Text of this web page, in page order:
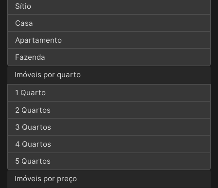
Sítio
Casa
Apartamento
Fazenda
Imóveis por quarto
1 Quarto
2 Quartos
3 Quartos
4 Quartos
5 Quartos
Imóveis por preço